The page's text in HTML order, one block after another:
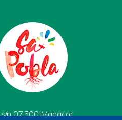
n 07500 Manacor